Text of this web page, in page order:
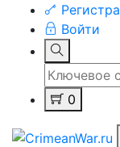
Войти
0